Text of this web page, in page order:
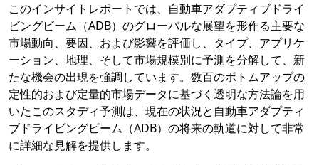
このインサイトレポートでは、自動車アダプティブドライ
ビングビーム（ADB）のグローバルな展望を形作る主要な
市場動向、要因、および影響を評価し、タイプ、アプリケ
ーション、地理、そして市場規模別に予測を分解して、新
たな機会の出現を強調しています。数百のボトムアップの
定性的および定量的市場データに基づく透明な方法論を用
いたこのスタディ予測は、現在の状況と自動車アダプティ
ブドライビングビーム（ADB）の将来の軌道に対して非常
に詳細な見解を提供します。